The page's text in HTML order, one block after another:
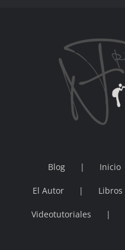
Blog Inicio
El Autor Libros
Videotutoriales